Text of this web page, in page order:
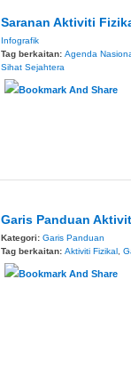
Saranan Aktiviti
Infografik
Tag berkaitan: Agenda
Sihat Sejahtera
Garis Panduan
Kategori: Garis Panduan
Tag berkaitan: Aktiviti Fizikal,